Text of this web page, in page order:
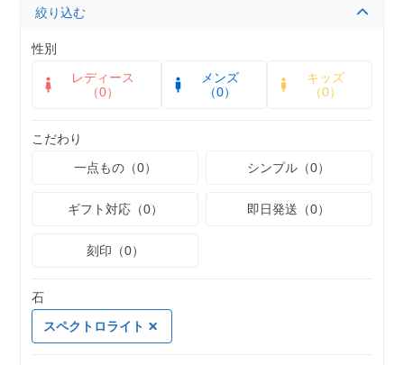
絞り込む
性別
レディース
（0）
メンズ
（0）
キッズ
（0）
こだわり
一点もの（0）
シンプル（0）
ギフト対応（0） 即日発送（0）
刻印（0）
石
スペクトロライト